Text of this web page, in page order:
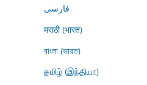
فارسى
मराठी (भारत)
বাংলা (ভারত)
தமிழ் (இந்தியா)